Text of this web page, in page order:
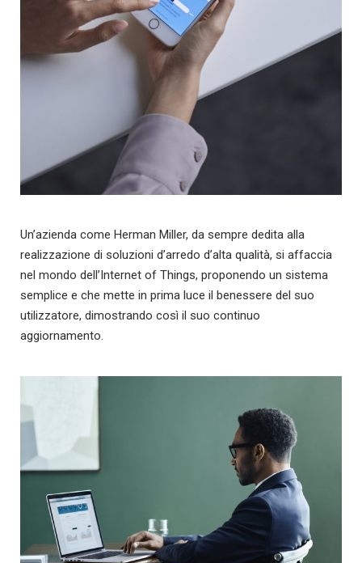
Un’azienda come Herman Miller, da sempre dedita alla
realizzazione di soluzioni d’arredo d’alta qualità, si affaccia
nel mondo dell’Internet of Things, proponendo un sistema
semplice e che mette in prima luce il benessere del suo
utilizzatore, dimostrando così il suo continuo
aggiornamento.